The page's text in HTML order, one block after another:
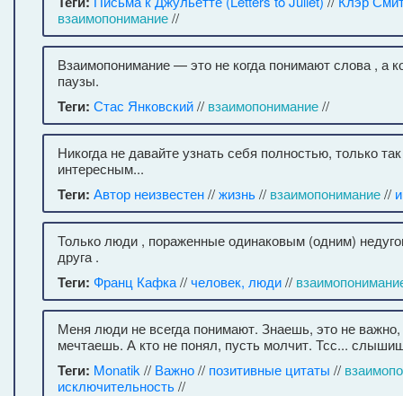
взаимопонимание//
Взаимопонимание — это не когда понимают слова , а
паузы.
Теги: Стас Янковский// взаимопонимание//
Никогда не давайте узнать себя полностью, только
интересным...
Теги: Автор неизвестен//жизнь// взаимопонимание//
Только люди , пораженные одинаковым (одним)
друга .
Теги: Франц Кафка//человек, люди//
Меня люди не всегда понимают. Знаешь, это не
мечтаешь. А кто не понял, пусть молчит. Тсс...
Теги: Monatik // Важно// позитивные цитаты //
исключительность//